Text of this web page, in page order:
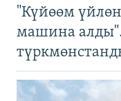
"Күйөөм
машина